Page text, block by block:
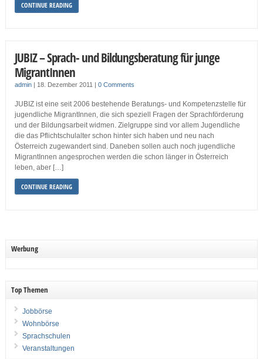
CONTINUE READING
JUBIZ – Sprach- und Bildungsberatung für junge
MigrantInnen
admin| 18. Dezember 2011 | 0 Comments
JUBIZ ist eine seit 2006 bestehende Beratungs- und Kompetenzstelle für
jugendliche MigrantInnen, die sich speziell Fragen der Sprachförderung
und der Bildungsarbeit widmen. Zielgruppe sind vor allem Jugendliche
die das Pflichtschulalter schon hinter sich haben und neu nach
Österreich zugewandert sind. Daneben sollen auch noch jugendliche
MigrantInnen angesprochen werden die schon länger in Österreich
leben, aber […]
CONTINUE READING
Werbung
Top Themen
Jobbörse
Wohnbörse
Sprachschulen
Veranstaltungen